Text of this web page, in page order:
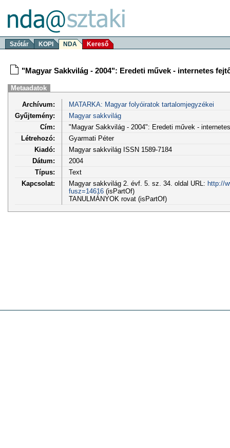
Szótár KOPI NDA Kereső
"Magyar Sakkvilág - 2004": Eredeti művek - internetes
Metaadatok
Archívum:
MATARKA: Magyar folyóiratok tartalomjegyzékei
Gyűjtemény:
Magyar sakkvilág
Cím:
"Magyar Sakkvilág - 2004": Eredeti művek -
Létrehozó:
Gyarmati Péter
Kiadó:
Magyar sakkvilág ISSN 1589-7184
Dátum:
2004
Típus:
Text
Kapcsolat:
Magyar sakkvilág 2. évf. 5. sz. 34. oldal URL: http://
fusz=14616(isPartOf)
TANULMÁNYOK rovat (isPartOf)